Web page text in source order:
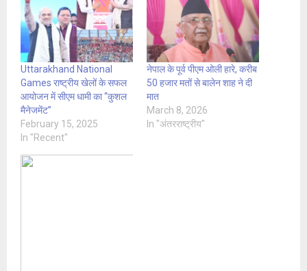
Uttarakhand National
Games राष्ट्रीय खेलों के सफल
आयोजन में सीएम धामी का “कुशल
मैनेजमेंट”
February 15, 2025
In "Recent"
नेपाल के पूर्व पीएम ओली हारे, करीब
50 हजार मतों से बालेन शाह ने दी
मात
March 8, 2026
In "अंतरराष्ट्रीय"